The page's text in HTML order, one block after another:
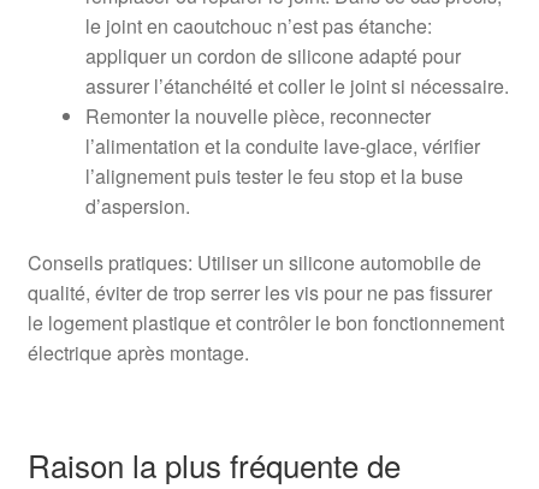
le joint en caoutchouc n’est pas étanche:
appliquer un cordon de silicone adapté pour
assurer l’étanchéité et coller le joint si nécessaire.
Remonter la nouvelle pièce, reconnecter
l’alimentation et la conduite lave-glace, vérifier
l’alignement puis tester le feu stop et la buse
d’aspersion.
Conseils pratiques: Utiliser un silicone automobile de
qualité, éviter de trop serrer les vis pour ne pas fissurer
le logement plastique et contrôler le bon fonctionnement
électrique après montage.
Raison la plus fréquente de